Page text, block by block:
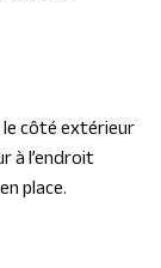
le côté extérieur
à l’endroit
place.